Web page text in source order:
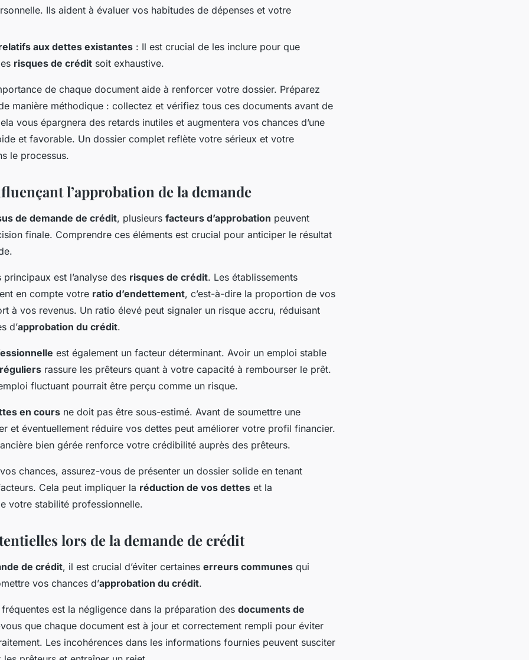
Ils aident à évaluer vos habitudes de dépenses et votre
aux dettes existantes : Il est crucial de les inclure pour que
risques de crédit soit exhaustive.
de chaque document aide à renforcer votre dossier. Préparez
manière méthodique : collectez et vérifiez tous ces documents avant de
vous épargnera des retards inutiles et augmentera vos chances d’une
et favorable. Un dossier complet reflète votre sérieux et votre
le processus.
l’approbation de la demande
de demande de crédit, plusieurs facteurs d’approbation peuvent
finale. Comprendre ces éléments est crucial pour anticiper le résultat
principaux est l’analyse des risques de crédit. Les établissements
en compte votre ratio d’endettement, c’est-à-dire la proportion de vos
à vos revenus. Un ratio élevé peut signaler un risque accru, réduisant
d’approbation du crédit.
est également un facteur déterminant. Avoir un emploi stable
rassure les prêteurs quant à votre capacité à rembourser le prêt.
fluctuant pourrait être perçu comme un risque.
en cours ne doit pas être sous-estimé. Avant de soumettre une
et éventuellement réduire vos dettes peut améliorer votre profil financier.
bien gérée renforce votre crédibilité auprès des prêteurs.
chances, assurez-vous de présenter un dossier solide en tenant
Cela peut impliquer la réduction de vos dettes et la
votre stabilité professionnelle.
lors de la demande de crédit
de crédit, il est crucial d’éviter certaines erreurs communes qui
vos chances d’approbation du crédit.
est la négligence dans la préparation des documents de
que chaque document est à jour et correctement rempli pour éviter
Les incohérences dans les informations fournies peuvent susciter